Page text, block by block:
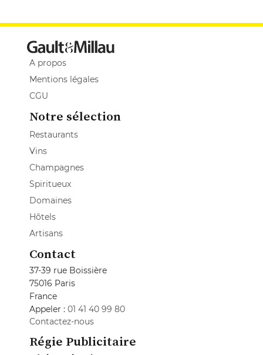
A propos
Mentions légales
CGU
Notre sélection
Restaurants
Vins
Champagnes
Spiritueux
Domaines
Hôtels
Artisans
Contact
37-39 rue Boissière
75016 Paris
France
Appeler : 01 41 40 99 80
Contactez-nous
Régie Publicitaire